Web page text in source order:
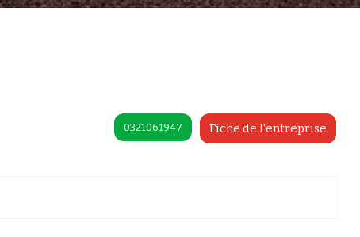
Fiche de l'entreprise
0321061947